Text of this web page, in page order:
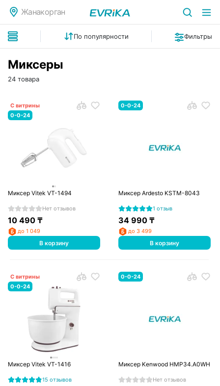
Жанакорган
По популярности Фильтры
Миксеры
24 товара
С витрины
0-0-24
Миксер Vitek VT-1494
Нет отзывов
10 490₸
до 1 049
В корзину
0-0-24
Миксер Ardesto KSTM-8043
1 отзыв
34 990 ₸
до 3 499
В корзину
С витрины
0-0-24
Миксер Vitek VT-1416
15 отзывов
0-0-24
Миксер Kenwood HMP34.A0WH
Нет отзывов